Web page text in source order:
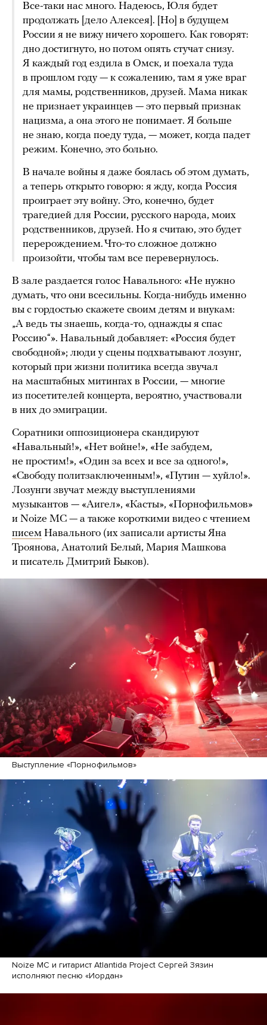
Все-таки нас много. Надеюсь, Юля будет
продолжать [дело Алексея]. [Но] в будущем
России я не вижу ничего хорошего. Как говорят:
дно достигнуто, но потом опять стучат снизу.
Я каждый год ездила в Омск, и поехала туда
в прошлом году — к сожалению, там я уже враг
для мамы, родственников, друзей. Мама никак
не признает украинцев — это первый признак
нацизма, а она этого не понимает. Я больше
не знаю, когда поеду туда, — может, когда падет
режим. Конечно, это больно.
В начале войны я даже боялась об этом думать,
а теперь открыто говорю: я жду, когда Россия
проиграет эту войну. Это, конечно, будет
трагедией для России, русского народа, моих
родственников, друзей. Но я считаю, это будет
перерождением. Что-то сложное должно
произойти, чтобы там все перевернулось.
В зале раздается голос Навального: «Не нужно
думать, что они всесильны. Когда-нибудь именно
вы с гордостью скажете своим детям и внукам:
„А ведь ты знаешь, когда-то, однажды я спас
Россию“». Навальный добавляет: «Россия будет
свободной»; люди у сцены подхватывают лозунг,
который при жизни политика всегда звучал
на масштабных митингах в России, — многие
из посетителей концерта, вероятно, участвовали
в них до эмиграции.
Соратники оппозиционера скандируют
«Навальный!», «Нет войне!», «Не забудем,
не простим!», «Один за всех и все за одного!»,
«Свободу политзаключенным!», «Путин — хуйло!».
Лозунги звучат между выступлениями
музыкантов — «Аигел», «Касты», «Порнофильмов»
и Noize MC — а также короткими видео с чтением
писем Навального (их записали артисты Яна
Троянова, Анатолий Белый, Мария Машкова
и писатель Дмитрий Быков).
Выступление «Порнофильмов»
Noize MC и гитарист Atlantida Project Сергей Зязин
исполняют песню «Иордан»